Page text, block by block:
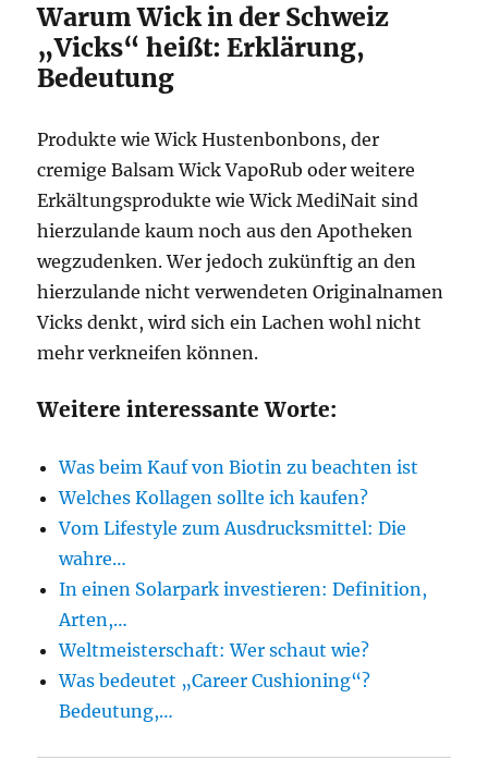
Warum Wick in der Schweiz
„Vicks“ heißt: Erklärung,
Bedeutung
Produkte wie Wick Hustenbonbons, der
cremige Balsam Wick VapoRub oder weitere
Erkältungsprodukte wie Wick MediNait sind
hierzulande kaum noch aus den Apotheken
wegzudenken. Wer jedoch zukünftig an den
hierzulande nicht verwendeten Originalnamen
Vicks denkt, wird sich ein Lachen wohl nicht
mehr verkneifen können.
Weitere interessante Worte:
Was beim Kauf von Biotin zu beachten ist
Welches Kollagen sollte ich kaufen?
Vom Lifestyle zum Ausdrucksmittel: Die
wahre…
In einen Solarpark investieren: Definition,
Arten,…
Weltmeisterschaft: Wer schaut wie?
Was bedeutet „Career Cushioning“?
Bedeutung,…